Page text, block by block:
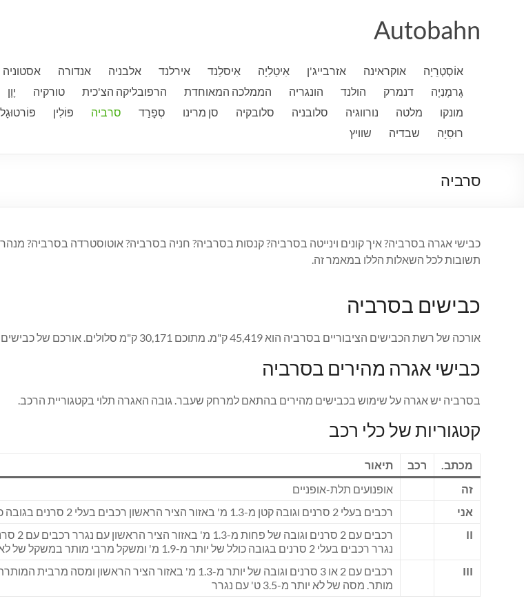
Autobahn
אוֹסְטְרֵיָה אוקראינה אזרבייג'ן אִיטַלִיָה אִיסלַנד אירלנד אלבניה אנדורה אסטוניה
גֶרמָנִיָה
דנמרק הולנד הונגריה הממלכה המאוחדת הרפובליקה הצ'כית טורקיה יָוָן
מונקו
מלטה נורווגיה סלובניה סלובקיה סן מרינו סְפָרַד סרביה פּוֹלִין פּוֹרטוּגָל
רוּסִיָה
שבדיה שוויץ
סרביה
כבישי אגרה בסרביה? איך קונים וינייטה בסרביה? קנסות בסרביה? חניה בסרביה? אוטוסטרדה בסרביה?
תשובות לכל השאלות הללו במאמר זה.
כבישים בסרביה
אורכה של רשת הכבישים הציבוריים בסרביה הוא 45,419 ק"מ. מתוכם 30,171 ק"מ סלולים. אורכם של כבישים מהירים הוא 925 ק"מ.
כבישי אגרה מהירים בסרביה
בסרביה יש אגרה על שימוש בכבישים מהירים בהתאם למרחק שעבר. גובה האגרה תלוי בקטגוריית הרכב.
קטגוריות של כלי רכב
מכתב. רכב
תיאור
זה
אופנועים תלת-אופניים
אני
רכבים בעלי 2 סרנים וגובה קטן מ-1.3 מ' באזור הציר הראשון רכבים בעלי 2 סרנים בגובה כולל של לא יותר מ-1.9 מ' ומשקל מרבי מותר של לא יותר מ-3.5 ט'.
II
נגרר רכבים בעלי 2 סרנים בגובה כולל של יותר מ-1.9 מ' ומשקל מרבי מותר במשקל של לא יותר מ-3.5 טון
III
מותר. מסה של לא יותר מ-3.5 ט' עם נגרר